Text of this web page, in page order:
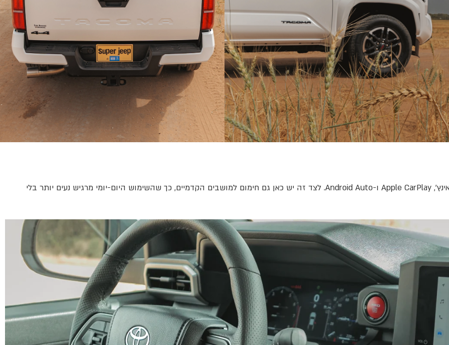
סביבת הנהג שומרת על תפעול ברור ונוח, עם מסך מולטימדיה 8 אינץ', Apple CarPlay ו-Android Auto. לצד זה יש כאן גם חימום למושבים הקדמיים, כך שהשימוש היום-יומי מרגיש נעים יותר בלי